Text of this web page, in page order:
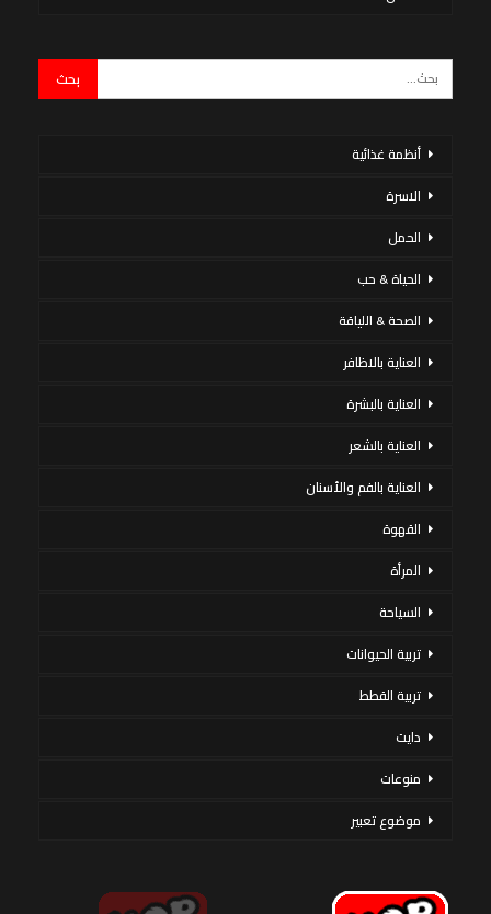
أنظمة غذائية
الاسرة
الحمل
الحياة & حب
الصحة & اللياقة
العناية بالاظافر
العناية بالبشرة
العناية بالشعر
العناية بالفم والأسنان
القهوة
المرأة
السياحة
تربية الحيوانات
تربية القطط
دايت
منوعات
موضوع تعبير